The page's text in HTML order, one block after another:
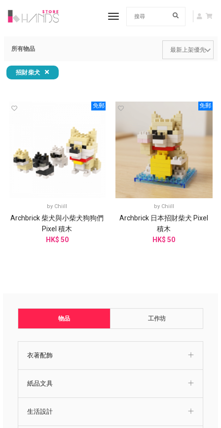
toggle navigation
物品 工作坊
衣著配飾
紙品文具
生活設計
所有物品
招財柴犬
免郵
by Chiill
Archbrick 柴犬與小柴犬狗狗們
Pixel 積木
HK$ 50
免郵
by Chiill
Archbrick 日本招財柴犬 Pixel
積木
HK$ 50